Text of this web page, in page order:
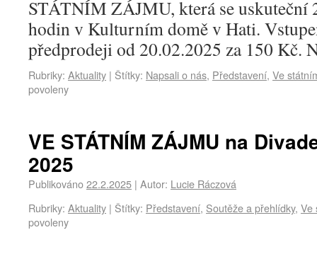
STÁTNÍM ZÁJMU, která se uskuteční
hodin v Kulturním domě v Hati.
předprodeji od 20.02.2025 za 150 Kč.
Rubriky: Aktuality | Štítky: Napsali o nás, Představení, Ve
povoleny
VE STÁTNÍM ZÁJMU na
2025
Publikováno22.2.2025 | Autor: Lucie Ráczová
Rubriky: Aktuality | Štítky: Představení, Soutěže a přehlídky, Ve
povoleny